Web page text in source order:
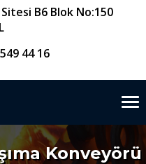
B6 Blok No:150
44 16
Konveyörü